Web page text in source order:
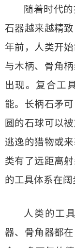
随着时代
石器越来越精
年前，人类开
与木柄、骨角
出现。复合工
能。长柄石矛
圆的石球可以
逃逸的猎物或
类有了远距离
的工具体系在阔
人类的工
器、骨角器都